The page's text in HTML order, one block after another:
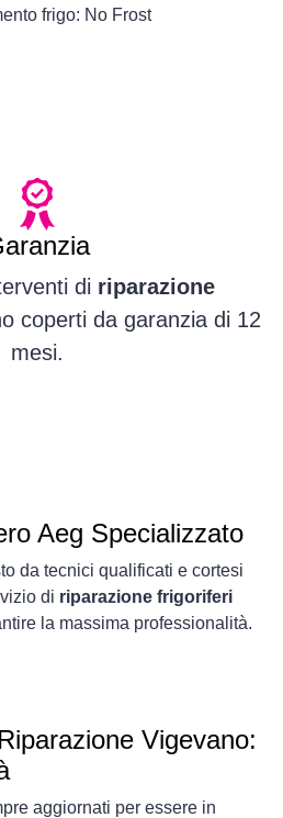
frigo: No Frost
di riparazione
coperti da garanzia di 12
mesi.
Aeg Specializzato
da tecnici qualificati e cortesi
di riparazione frigoriferi
la massima professionalità.
Vigevano:
aggiornati per essere in